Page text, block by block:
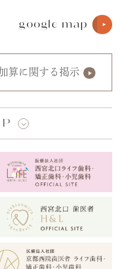
google map
算に関する掲示